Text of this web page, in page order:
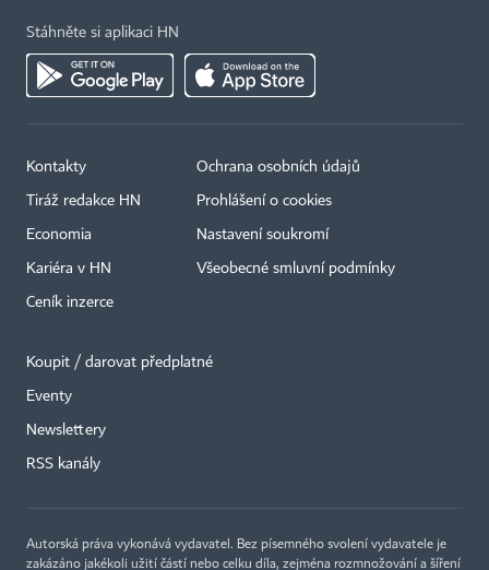
Stáhněte si aplikaci HN
Kontakty
Tiráž redakce HN
Economia
Kariéra v HN
Ceník inzerce
Ochrana osobních údajů
Prohlášení o cookies
Nastavení soukromí
Všeobecné smluvní podmínky
Koupit / darovat předplatné
Eventy
Newslettery
RSS kanály
Autorská práva vykonává vydavatel. Bez písemného svolení vydavatele je
zakázáno jakékoli užití částí nebo celku díla, zejména rozmnožování a šíření